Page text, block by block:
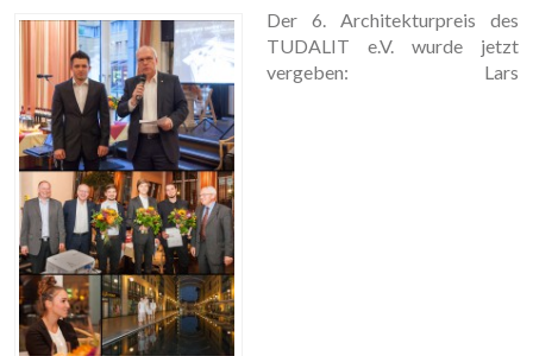
Der 6. Architekturpreis des
TUDALIT e.V. wurde jetzt
vergeben: Lars